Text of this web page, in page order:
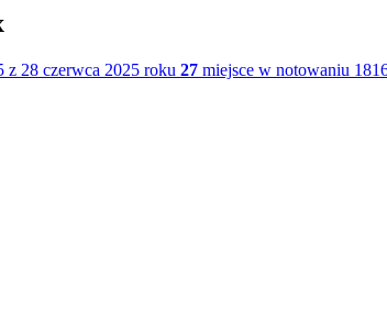
z 28 czerwca 2025 roku 27 miejsce w notowaniu